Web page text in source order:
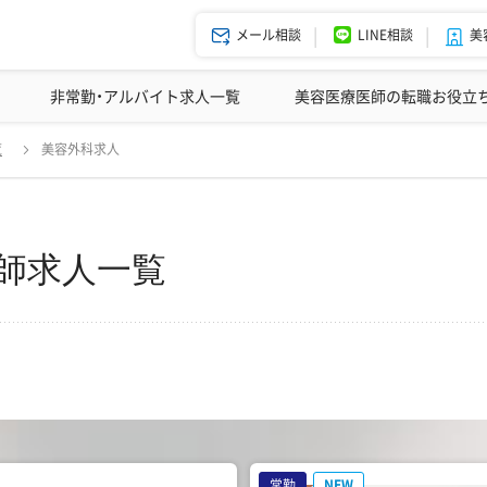
メール相談 LINE相談 美
ドクターコネクトの強み エージェント紹介
非常勤・アルバイト求人一覧 美容医療医師の転職お役立
皮膚科の医師転職体験談 美容クリニックインタビュー
美容外科求人
求人一覧